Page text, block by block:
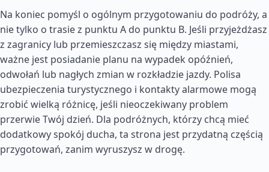
Na koniec pomyśl o ogólnym przygotowaniu do podróży, a
nie tylko o trasie z punktu A do punktu B. Jeśli przyjeżdżasz
z zagranicy lub przemieszczasz się między miastami,
ważne jest posiadanie planu na wypadek opóźnień,
odwołań lub nagłych zmian w rozkładzie jazdy. Polisa
ubezpieczenia turystycznego i kontakty alarmowe mogą
zrobić wielką różnicę, jeśli nieoczekiwany problem
przerwie Twój dzień. Dla podróżnych, którzy chcą mieć
dodatkowy spokój ducha, ta strona jest przydatną częścią
przygotowań, zanim wyruszysz w drogę.